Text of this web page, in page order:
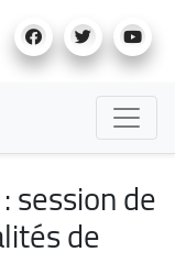
session de
de